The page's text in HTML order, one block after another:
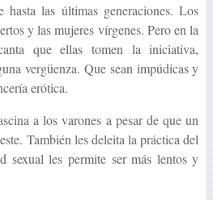
hasta las últimas generaciones. Los
y las mujeres vírgenes. Pero en la
que ellas tomen la iniciativa,
vergüenza. Que sean impúdicas y
erótica.
a los varones a pesar de que un
También les deleita la práctica del
sexual les permite ser más lentos y